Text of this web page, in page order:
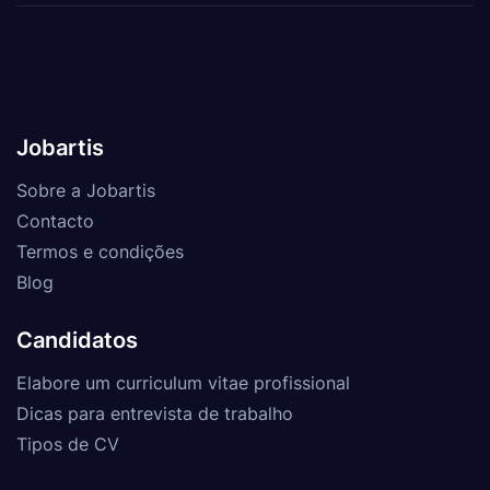
Jobartis
Sobre a Jobartis
Contacto
Termos e condições
Blog
Candidatos
Elabore um curriculum vitae profissional
Dicas para entrevista de trabalho
Tipos de CV